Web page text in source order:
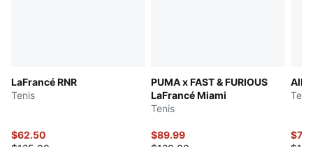
LaFrancé RNR
Tenis
$62.50
PUMA x FAST & FURIOUS
LaFrancé Miami
Tenis
$89.99
All-